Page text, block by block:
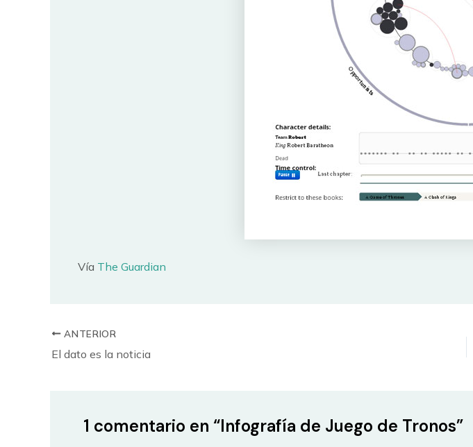
Vía The Guardian
ANTERIOR
El dato es la noticia
1 comentario en “Infografía de Juego de Tronos”